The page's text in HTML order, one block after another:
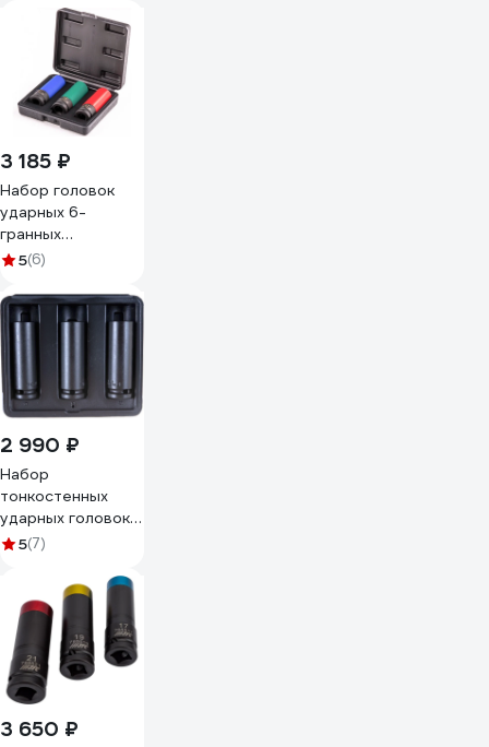
TONY 1/2",
шестигранные, 15,
17, 19, 21 мм
44904MP01
3 185 ₽
Набор головок
ударных 6-
гранных
удлиненных для
STELS 13953
5(6)
2 990 ₽
Набор
тонкостенных
ударных головок,
1/2", 3 шт. FORCE
5(7)
3 650 ₽